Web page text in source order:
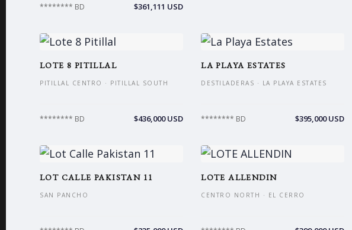
******** BD $361,111 USD
LOTE 8 PITILLAL
PITILLAL CENTRO · PITILLAL SOUTH
******** BD $436,000 USD
LA PLAYA ESTATES
DESTILADERAS · LA PLAYA ESTATES
******** BD $395,000 USD
LOT CALLE PAKISTAN 11
SAN PANCHO
LOTE ALLENDIN
CENTRO NORTH · EL CERRO